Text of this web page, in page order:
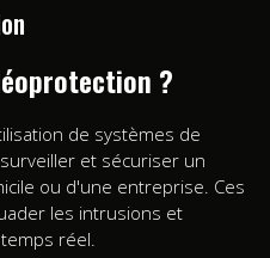
?
de systèmes de
et sécuriser un
ou d'une entreprise. Ces
les intrusions et
réel.